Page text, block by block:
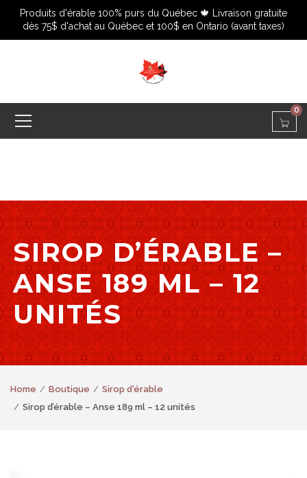
Produits d'érable 100% purs du Québec 🍁 Livraison gratuite
dès 75$ d'achat au Québec et 100$ en Ontario (avant taxes)
0
SIROP D’ÉRABLE –
ANSE 189 ML – 12
UNITÉS
Home Boutique
Sirop d'érable
Sirop d’érable – Anse 189 ml – 12 unités